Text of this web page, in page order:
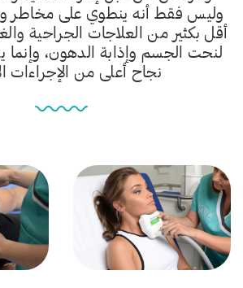
وليس فقط أنه ينطوي على مخاطر
أقل بكثير من العلاجات الجراحية
لنحت الجسم وإذابة الدهون، وإنما
نجاح أعلى من الإجراءات